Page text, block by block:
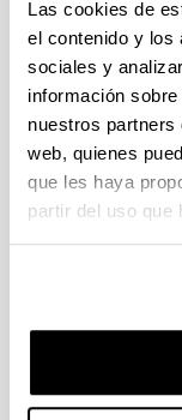
Las cookies de
el contenido y los
sociales y
información
nuestros
web, quienes
que les haya
partir del uso que
12 de abril.
de ética y
durante este